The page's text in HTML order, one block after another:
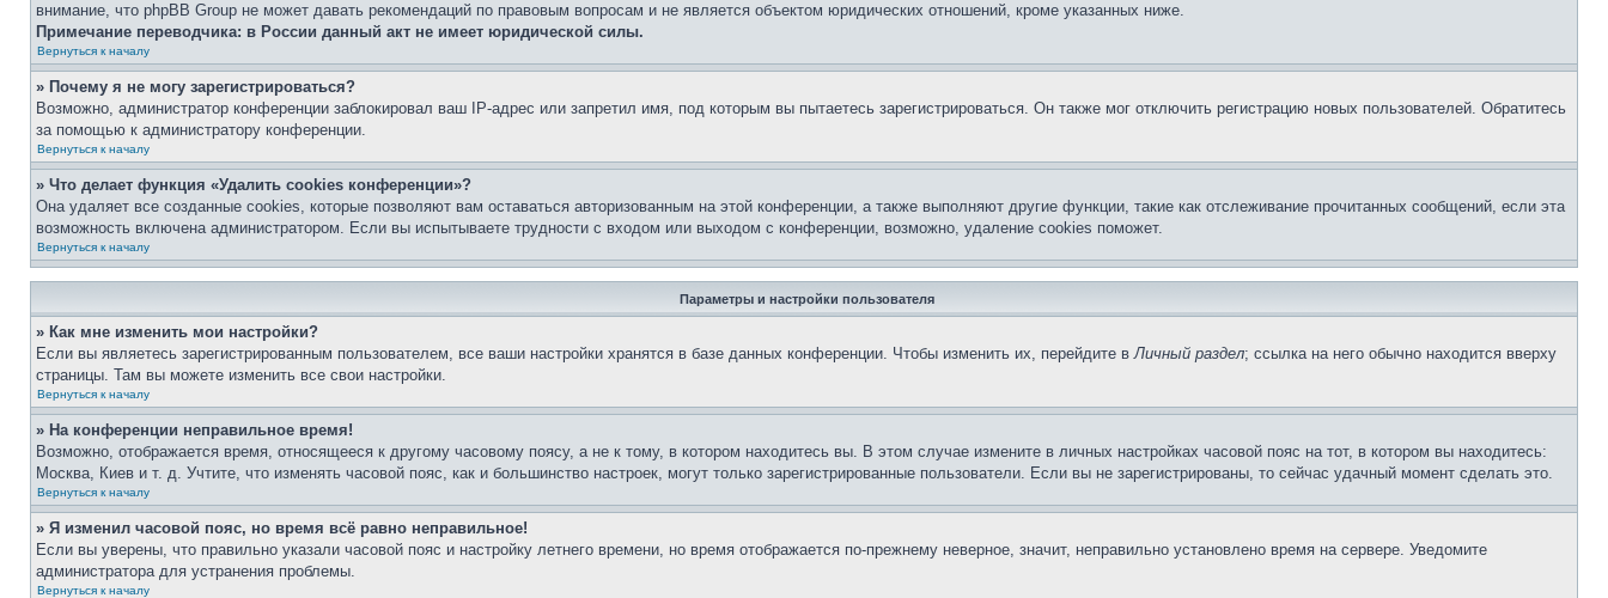
внимание, что phpBB Group не может давать рекомендаций по правовым вопросам и не является объектом юридических отношений, кроме указанных ниже.
Примечание переводчика: в России данный акт не имеет юридической силы.
Вернуться к началу
» Почему я не могу зарегистрироваться?
Возможно, администратор конференции заблокировал ваш IP-адрес или запретил имя, под которым вы пытаетесь зарегистрироваться. Он также мог отключить регистрацию новых пользователей. Обратитесь
за помощью к администратору конференции.
Вернуться к началу
» Что делает функция «Удалить cookies конференции»?
Она удаляет все созданные cookies, которые позволяют вам оставаться авторизованным на этой конференции, а также выполняют другие функции, такие как отслеживание прочитанных сообщений, если эта
возможность включена администратором. Если вы испытываете трудности с входом или выходом с конференции, возможно, удаление cookies поможет.
Вернуться к началу
Параметры и настройки пользователя
» Как мне изменить мои настройки?
Если вы являетесь зарегистрированным пользователем, все ваши настройки хранятся в базе данных конференции. Чтобы изменить их, перейдите вЛичный раздел; ссылка на него обычно находится вверху
страницы. Там вы можете изменить все свои настройки.
Вернуться к началу
» На конференции неправильное время!
Возможно, отображается время, относящееся к другому часовому поясу, а не к тому, в котором находитесь вы. В этом случае измените в личных настройках часовой пояс на тот, в котором вы находитесь:
Москва, Киев и т. д. Учтите, что изменять часовой пояс, как и большинство настроек, могут только зарегистрированные пользователи. Если вы не зарегистрированы, то сейчас удачный момент сделать это.
Вернуться к началу
» Я изменил часовой пояс, но время всё равно неправильное!
Если вы уверены, что правильно указали часовой пояс и настройку летнего времени, но время отображается по-прежнему неверное, значит, неправильно установлено время на сервере. Уведомите
администратора для устранения проблемы.
Вернуться к началу